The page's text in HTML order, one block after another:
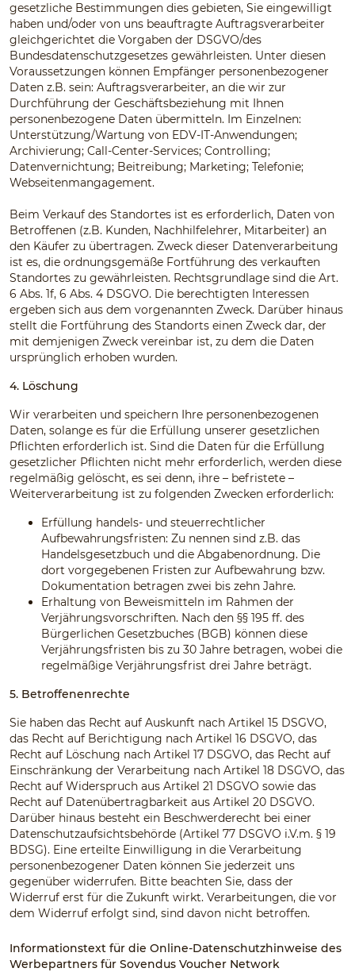
gesetzliche Bestimmungen dies gebieten, Sie eingewilligt
haben und/oder von uns beauftragte Auftragsverarbeiter
gleichgerichtet die Vorgaben der DSGVO/des
Bundesdatenschutzgesetzes gewährleisten. Unter diesen
Voraussetzungen können Empfänger personenbezogener
Daten z.B. sein: Auftragsverarbeiter, an die wir zur
Durchführung der Geschäftsbeziehung mit Ihnen
personenbezogene Daten übermitteln. Im Einzelnen:
Unterstützung/Wartung von EDV-IT-Anwendungen;
Archivierung; Call-Center-Services; Controlling;
Datenvernichtung; Beitreibung; Marketing; Telefonie;
Webseitenmangagement.
Beim Verkauf des Standortes ist es erforderlich, Daten von
Betroffenen (z.B. Kunden, Nachhilfelehrer, Mitarbeiter) an
den Käufer zu übertragen. Zweck dieser Datenverarbeitung
ist es, die ordnungsgemäße Fortführung des verkauften
Standortes zu gewährleisten. Rechtsgrundlage sind die Art.
6 Abs. 1f, 6 Abs. 4 DSGVO. Die berechtigten Interessen
ergeben sich aus dem vorgenannten Zweck. Darüber hinaus
stellt die Fortführung des Standorts einen Zweck dar, der
mit demjenigen Zweck vereinbar ist, zu dem die Daten
ursprünglich erhoben wurden.
4. Löschung
Wir verarbeiten und speichern Ihre personenbezogenen
Daten, solange es für die Erfüllung unserer gesetzlichen
Pflichten erforderlich ist. Sind die Daten für die Erfüllung
gesetzlicher Pflichten nicht mehr erforderlich, werden diese
regelmäßig gelöscht, es sei denn, ihre – befristete –
Weiterverarbeitung ist zu folgenden Zwecken erforderlich:
Erfüllung handels- und steuerrechtlicher
Aufbewahrungsfristen: Zu nennen sind z.B. das
Handelsgesetzbuch und die Abgabenordnung. Die
dort vorgegebenen Fristen zur Aufbewahrung bzw.
Dokumentation betragen zwei bis zehn Jahre.
Erhaltung von Beweismitteln im Rahmen der
Verjährungsvorschriften. Nach den §§ 195 ff. des
Bürgerlichen Gesetzbuches (BGB) können diese
Verjährungsfristen bis zu 30 Jahre betragen, wobei die
regelmäßige Verjährungsfrist drei Jahre beträgt.
5. Betroffenenrechte
Sie haben das Recht auf Auskunft nach Artikel 15 DSGVO,
das Recht auf Berichtigung nach Artikel 16 DSGVO, das
Recht auf Löschung nach Artikel 17 DSGVO, das Recht auf
Einschränkung der Verarbeitung nach Artikel 18 DSGVO, das
Recht auf Widerspruch aus Artikel 21 DSGVO sowie das
Recht auf Datenübertragbarkeit aus Artikel 20 DSGVO.
Darüber hinaus besteht ein Beschwerderecht bei einer
Datenschutzaufsichtsbehörde (Artikel 77 DSGVO i.V.m. § 19
BDSG). Eine erteilte Einwilligung in die Verarbeitung
personenbezogener Daten können Sie jederzeit uns
gegenüber widerrufen. Bitte beachten Sie, dass der
Widerruf erst für die Zukunft wirkt. Verarbeitungen, die vor
dem Widerruf erfolgt sind, sind davon nicht betroffen.
Informationstext für die Online-Datenschutzhinweise des
Werbepartners für Sovendus Voucher Network